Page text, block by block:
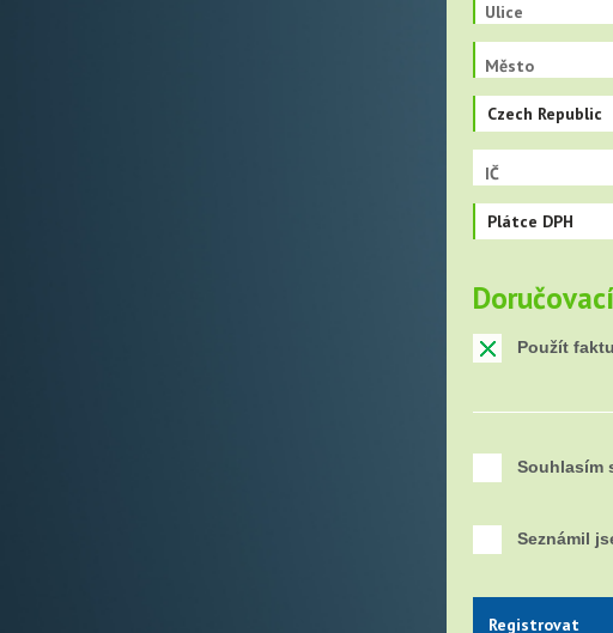
Ulice
Město
Czech Republic
IČ
Plátce DPH
Použít
Souhlasím
Seznámil
Registrovat